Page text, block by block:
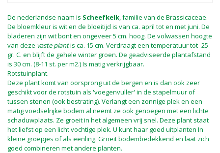
De nederlandse naam is Scheefkelk, familie van de Brassicaceae.
De bloemkleur is wit en de bloeitijd is van ca. april tot en met juni. De
bladeren zijn wit bont en ongeveer 5 cm. hoog. De volwassen hoogte
van deze vaste plantis ca. 15 cm. Verdraagt een temperatuur tot -25
gr. C. en blijft de gehele winter groen. De geadviseerde plantafstand
is 30 cm. (8-11 st. per m2.) Is matig verkrijgbaar.
Rotstuinplant.
Deze plant komt van oorsprong uit de bergen en is dan ook zeer
geschikt voor de rotstuin als 'voegenvuller' in de stapelmuur of
tussen stenen (ook bestrating). Verlangt een zonnige plek en een
matig voedselrijke bodem al neemt ze ook genoegen met een lichte
schaduwplaats. Ze groeit in het algemeen vrij snel. Deze plant staat
het liefst op een licht vochtige plek. U kunt haar goed uitplanten In
kleine groepjes of als eenling. Groeit bodembedekkend en laat zich
goed combineren met andere planten.